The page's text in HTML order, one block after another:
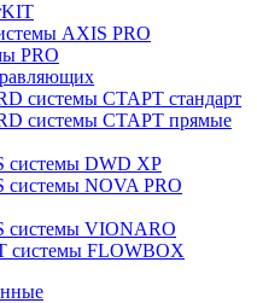
AXIS PRO
PRO
системы СТАРТ стандарт
системы СТАРТ прямые
DWD XP
NOVA PRO
VIONARO
FLOWBOX